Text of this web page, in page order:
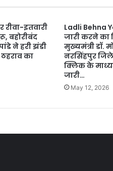
इतवारी
बहोरीबंद
ने हरी झंडी
का
Ladli Behna
जारी करने का
मुख्यमंत्री डॉ.
नरसिंहपुर
क्लिक के
जारी…
May 12, 2026